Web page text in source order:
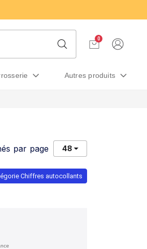
0
autres produits
par page 48
Chiffres autocollants